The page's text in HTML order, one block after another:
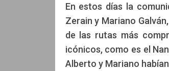
Marcelo Espejo
En estos días la
Zerain y Mariano
de las rutas más
icónicos, como es el
Alberto y Mariano